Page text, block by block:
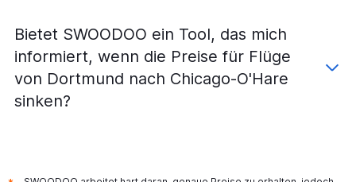
Flüge von Friedrichshafen nach Chicago-O'Hare
Bietet SWOODOO ein Tool, das mich
informiert, wenn die Preise für Flüge
von Dortmund nach Chicago-O'Hare
sinken?